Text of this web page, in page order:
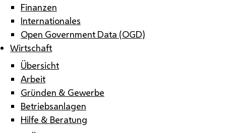
Finanzen
Internationales
Open Government Data (OGD)
Wirtschaft
Übersicht
Arbeit
Gründen & Gewerbe
Betriebsanlagen
Hilfe & Beratung